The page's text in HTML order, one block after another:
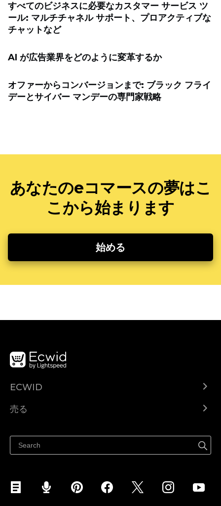
すべてのビジネスに必要なカスタマー サービス ツ
ール: マルチチャネル サポート、プロアクティブな
チャットなど
AI が広告業界をどのように変革するか
オファーからコンバージョンまで: ブラック フライ
デーとサイバー マンデーの専門家戦略
あなたのeコマースの夢はこ
こから始まります
始める
ECWID
ヘルプセンター
売る
Facebookで販売する
Instagramで販売する